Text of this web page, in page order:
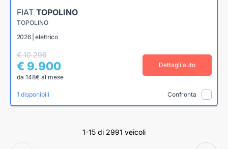
FIAT TOPOLINO
TOPOLINO
2026 | elettrico
€ 10.296
€ 9.900
da 148€ al mese
Dettagli auto
1 disponibili Confronta
1-15 di 2991 veicoli